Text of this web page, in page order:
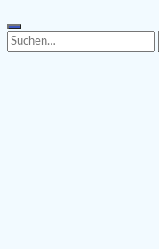
Search
for:
Search